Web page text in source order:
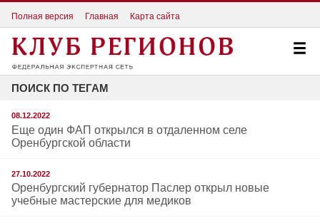
Полная версия Главная Карта сайта
ПОИСК ПО ТЕГАМ
08.12.2022
Еще один ФАП открылся в отдаленном селе
Оренбургской области
27.10.2022
Оренбургский губернатор Паслер открыл новые
учебные мастерские для медиков